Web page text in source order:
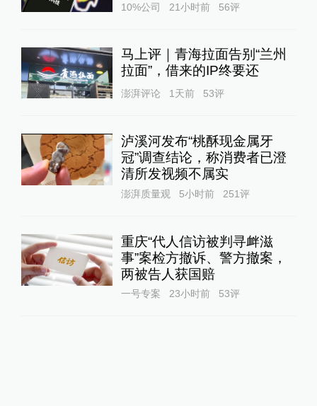
10%公司 21小时前 56评
马上评｜青海拉面告别“兰州
拉面”，借来的IP终要还
澎湃评论 1天前 53评
泸溪河发布“桃酥现金属牙
冠”调查结论，称消费者已澄
清所发视频不属实
澎湃质量观 5小时前 251评
重庆“代人信访被判寻衅滋
事”案检方撤诉、警方撤案，
两被告人获国赔
一号专案 23小时前 53评